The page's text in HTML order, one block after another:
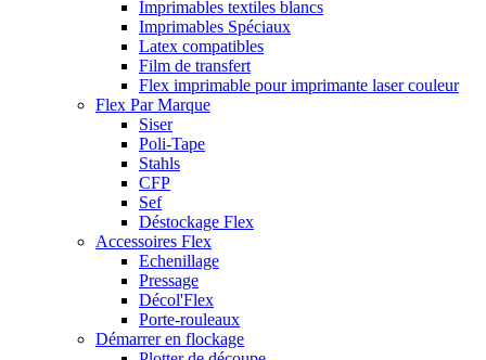
Imprimables textiles blancs
Imprimables Spéciaux
Latex compatibles
Film de transfert
Flex imprimable pour imprimante laser couleur
Flex Par Marque
Siser
Poli-Tape
Stahls
CFP
Sef
Déstockage Flex
Accessoires Flex
Echenillage
Pressage
Décol'Flex
Porte-rouleaux
Démarrer en flockage